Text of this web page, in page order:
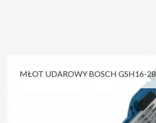
MŁOT UDAROWY BOSCH GSH16-28